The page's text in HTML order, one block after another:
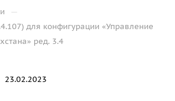
—
для конфигурации «Управление
ред. 3.4
23.02.2023